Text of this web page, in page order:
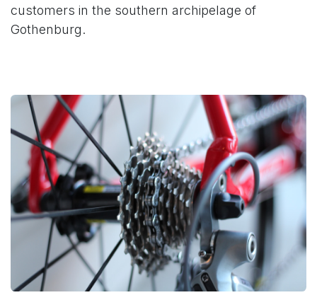
customers in the southern archipelage of
Gothenburg.